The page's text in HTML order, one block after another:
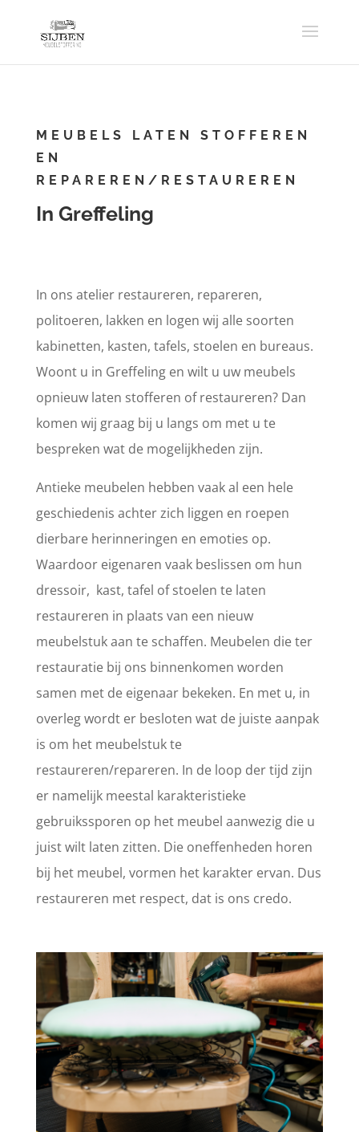
MEUBELS LATEN STOFFEREN
EN
REPAREREN/RESTAUREREN
In Greffeling
In ons atelier restaureren, repareren,
politoeren, lakken en logen wij alle soorten
kabinetten, kasten, tafels, stoelen en bureaus.
Woont u in Greffeling en wilt u uw meubels
opnieuw laten stofferen of restaureren? Dan
komen wij graag bij u langs om met u te
bespreken wat de mogelijkheden zijn.
Antieke meubelen hebben vaak al een hele
geschiedenis achter zich liggen en roepen
dierbare herinneringen en emoties op.
Waardoor eigenaren vaak beslissen om hun
dressoir, kast, tafel of stoelen te laten
restaureren in plaats van een nieuw
meubelstuk aan te schaffen. Meubelen die ter
restauratie bij ons binnenkomen worden
samen met de eigenaar bekeken. En met u, in
overleg wordt er besloten wat de juiste aanpak
is om het meubelstuk te
restaureren/repareren. In de loop der tijd zijn
er namelijk meestal karakteristieke
gebruikssporen op het meubel aanwezig die u
juist wilt laten zitten. Die oneffenheden horen
bij het meubel, vormen het karakter ervan. Dus
restaureren met respect, dat is ons credo.